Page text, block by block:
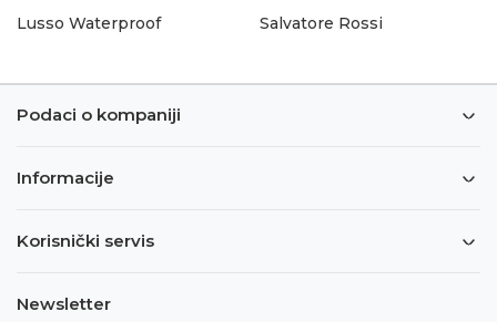
Lusso Waterproof
Salvatore Rossi
Podaci o kompaniji
Informacije
Korisnički servis
Newsletter